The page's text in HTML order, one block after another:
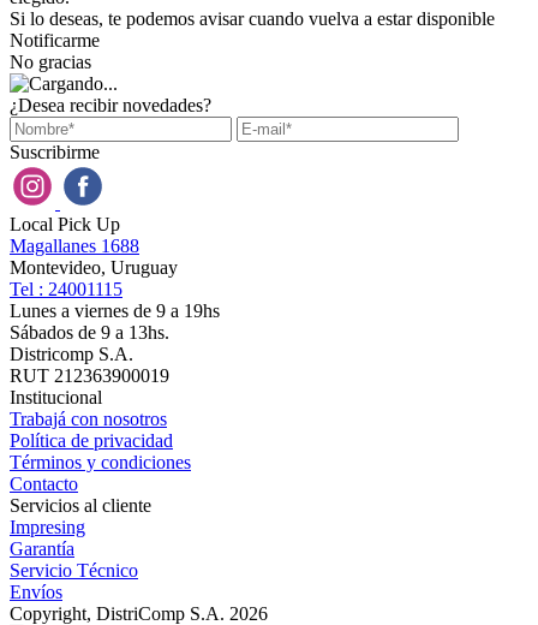
Si lo deseas, te podemos avisar cuando vuelva a estar disponible
Notificarme
No gracias
¿Desea recibir novedades?
Suscribirme
Local Pick Up
Magallanes 1688
Montevideo, Uruguay
Tel : 24001115
Lunes a viernes de 9 a 19hs
Sábados de 9 a 13hs.
Districomp S.A.
RUT 212363900019
Institucional
Trabajá con nosotros
Política de privacidad
Términos y condiciones
Contacto
Servicios al cliente
Impresing
Garantía
Servicio Técnico
Envíos
Copyright, DistriComp S.A. 2026